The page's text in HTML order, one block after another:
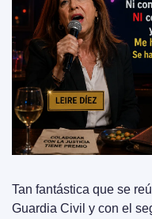
Tan fantástica que se
Guardia Civil y con el